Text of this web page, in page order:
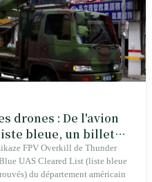
drones : De l'avion
bleue, un billet
FPV Overkill de Thunder
UAS Cleared List (liste bleue
du département américain